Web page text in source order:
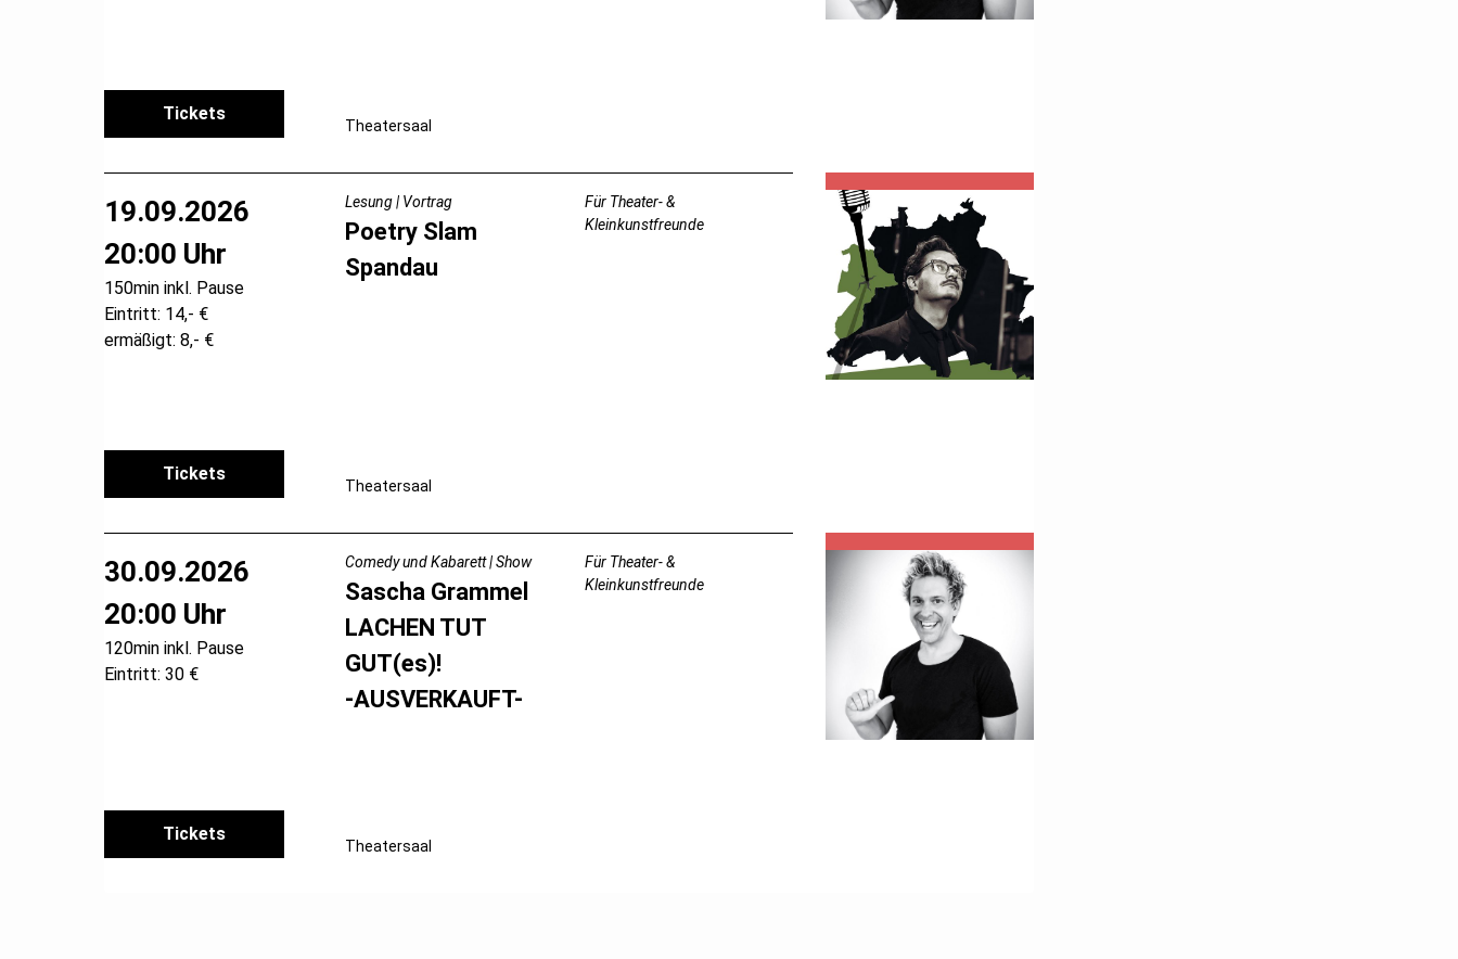
Tickets
Theatersaal
19.09.2026
20:00 Uhr
150min inkl. Pause
Eintritt: 14,- €
ermäßigt: 8,- €
Tickets
Lesung | Vortrag
Poetry Slam
Spandau
Theatersaal
Für Theater- &
Kleinkunstfreunde
30.09.2026
20:00 Uhr
120min inkl. Pause
Eintritt: 30 €
Tickets
Comedy und Kabarett | Show
Sascha Grammel
LACHEN TUT
GUT(es)!
-AUSVERKAUFT-
Theatersaal
Für Theater- &
Kleinkunstfreunde